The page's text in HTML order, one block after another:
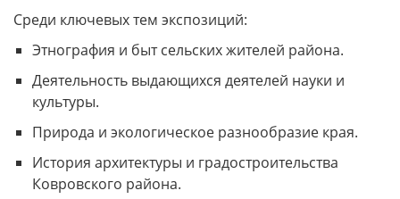
Среди ключевых тем экспозиций:
Этнография и быт сельских жителей района.
Деятельность выдающихся деятелей науки и
культуры.
Природа и экологическое разнообразие края.
История архитектуры и градостроительства
Ковровского района.